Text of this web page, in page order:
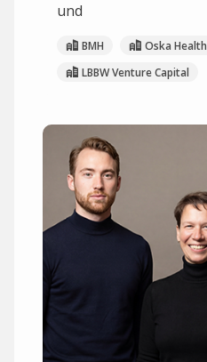
und
BMH
Oska Health
LBBW Venture Capital